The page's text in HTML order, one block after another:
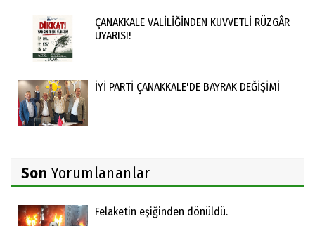
ÇANAKKALE VALİLİĞİNDEN KUVVETLİ RÜZGÂR
UYARISI!
İYİ PARTİ ÇANAKKALE'DE BAYRAK DEĞİŞİMİ
Son Yorumlananlar
Felaketin eşiğinden dönüldü.